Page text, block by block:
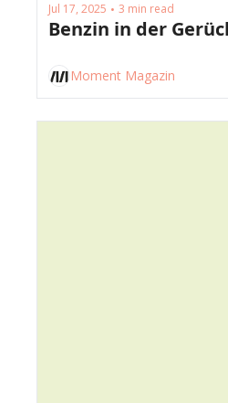
Jul 17, 2025 • 3 min read
Benzin in der
Moment Magazin